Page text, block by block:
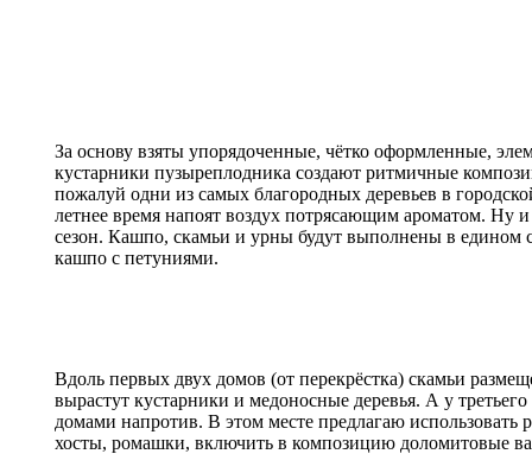
За основу взяты упорядоченные, чётко оформленные,
кустарники пузыреплодника создают ритмичные
пожалуй одни из самых благородных деревьев в
летнее время напоят воздух потрясающим ароматом. Ну
сезон. Кашпо, скамьи и урны будут выполнены в едином
кашпо с петуниями.
Вдоль первых двух домов (от перекрёстка) скамьи
вырастут кустарники и медоносные деревья. А у
домами напротив. В этом месте предлагаю
хосты, ромашки, включить в композицию доломитовые